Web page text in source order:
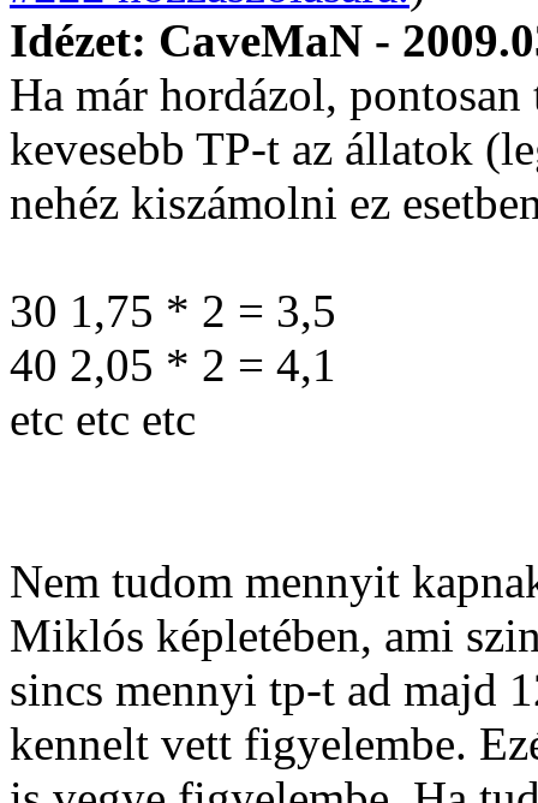
Idézet: CaveMaN -
Ha már hordázol,
kevesebb TP-t az állatok
nehéz kiszámolni ez
30 1,75 * 2 = 3,5
40 2,05 * 2 = 4,1
etc etc etc
Nem tudom mennyit
Miklós képletében, ami
sincs mennyi tp-t ad majd
kennelt vett figyelembe.